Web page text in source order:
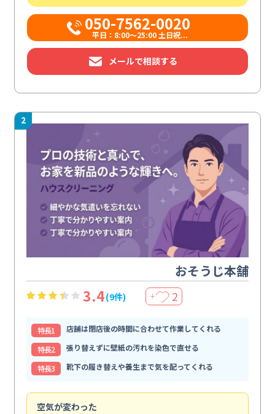
050-7562-0020
平日：8:00〜25:00 土日祝...
メールで相談する
2
おそうじ本舗
3.4(9件) ＋ 2
特⻑1
店舗は閉店後の時間に合わせて作業してくれる
特⻑2
張り替えずに壁紙の汚れを染色で直せる
特⻑3
靴下の履き替えや養生まで気を配ってくれる
空気が変わった